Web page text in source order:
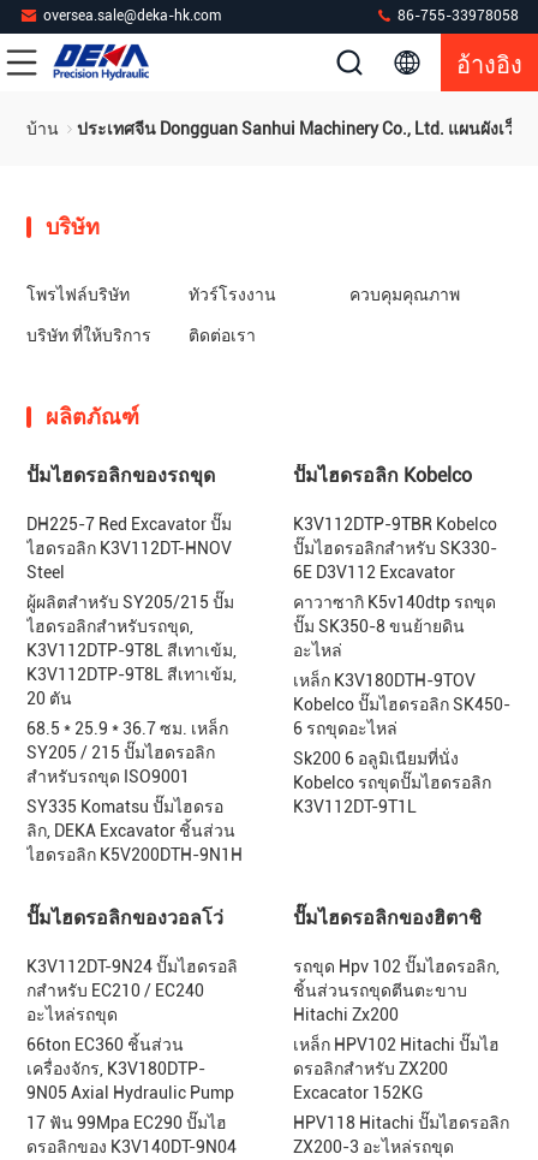
oversea.sale@deka-hk.com 86-755-33978058
อ้างอิง
บ้าน ประเทศจีน Dongguan Sanhui Machinery Co., Ltd. แผนผังเว็บ
บริษัท
โพรไฟล์บริษัท ทัวร์โรงงาน ควบคุมคุณภาพ
บริษัท ที่ให้บริการ ติดต่อเรา
ผลิตภัณฑ์
ปั๊มไฮดรอลิกของรถขุด
DH225-7 Red Excavator ปั๊ม
ไฮดรอลิก K3V112DT-HNOV
Steel
ผู้ผลิตสำหรับ SY205/215 ปั๊ม
ไฮดรอลิกสำหรับรถขุด,
K3V112DTP-9T8L สีเทาเข้ม,
K3V112DTP-9T8L สีเทาเข้ม,
20 ตัน
68.5 * 25.9 * 36.7 ซม. เหล็ก
SY205 / 215 ปั๊มไฮดรอลิก
สำหรับรถขุด ISO9001
SY335 Komatsu ปั๊มไฮดรอ
ลิก, DEKA Excavator ชิ้นส่วน
ไฮดรอลิก K5V200DTH-9N1H
ปั๊มไฮดรอลิก Kobelco
K3V112DTP-9TBR Kobelco
ปั๊มไฮดรอลิกสำหรับ SK330-
6E D3V112 Excavator
คาวาซากิ K5v140dtp รถขุด
ปั๊ม SK350-8 ขนย้ายดิน
อะไหล่
เหล็ก K3V180DTH-9TOV
Kobelco ปั๊มไฮดรอลิก SK450-
6 รถขุดอะไหล่
Sk200 6 อลูมิเนียมที่นั่ง
Kobelco รถขุดปั๊มไฮดรอลิก
K3V112DT-9T1L
ปั๊มไฮดรอลิกของวอลโว่
K3V112DT-9N24 ปั๊มไฮดรอลิ
กสำหรับ EC210 / EC240
อะไหล่รถขุด
66ton EC360 ชิ้นส่วน
เครื่องจักร, K3V180DTP-
9N05 Axial Hydraulic Pump
17 ฟัน 99Mpa EC290 ปั๊มไฮ
ดรอลิกของ K3V140DT-9N04
ปั๊มไฮดรอลิกของฮิตาชิ
รถขุด Hpv 102 ปั๊มไฮดรอลิก,
ชิ้นส่วนรถขุดตีนตะขาบ
Hitachi Zx200
เหล็ก HPV102 Hitachi ปั๊มไฮ
ดรอลิกสำหรับ ZX200
Excacator 152KG
HPV118 Hitachi ปั๊มไฮดรอลิก
ZX200-3 อะไหล่รถขุด